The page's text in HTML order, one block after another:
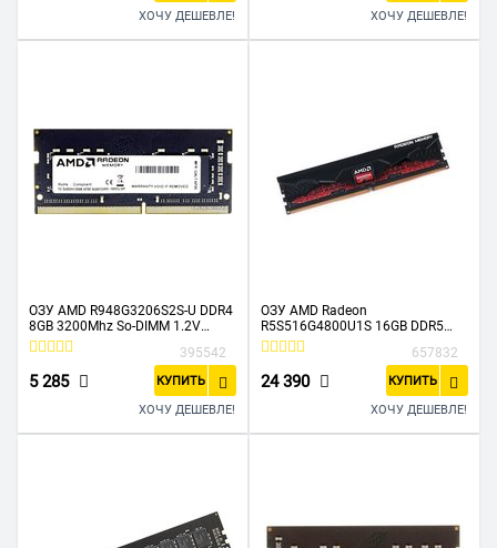
ХОЧУ ДЕШЕВЛЕ! ХОЧУ ДЕШЕВЛЕ!
ОЗУ AMD R948G3206S2S-U DDR4
8GB 3200Mhz So-DIMM 1.2V
Retail
395542
5 285 КУПИТЬ
ХОЧУ ДЕШЕВЛЕ!
ОЗУ AMD Radeon
R5S516G4800U1S 16GB DDR5
4800 Long DIMM Non-ECC, CL40
657832
24 390 КУПИТЬ
ХОЧУ ДЕШЕВЛЕ!